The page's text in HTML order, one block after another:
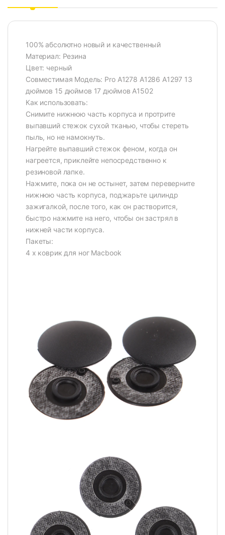
100% абсолютно новый и качественный
Материал: Резина
Цвет: черный
Совместимая Модель: Pro A1278 A1286 A1297 13
дюймов 15 дюймов 17 дюймов A1502
Как использовать:
Снимите нижнюю часть корпуса и протрите
выпавший стежок сухой тканью, чтобы стереть
пыль, но не намокнуть.
Нагрейте выпавший стежок феном, когда он
нагреется, приклейте непосредственно к
резиновой лапке.
Нажмите, пока он не остынет, затем переверните
нижнюю часть корпуса, поджарьте цилиндр
зажигалкой, после того, как он растворится,
быстро нажмите на него, чтобы он застрял в
нижней части корпуса.
Пакеты:
4 x коврик для ног Macbook